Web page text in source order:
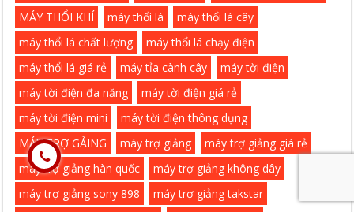
MÁY THỔI KHÍ
máy thổi lá
máy thổi lá cây
máy thổi lá chất lượng
máy thổi lá chạy điện
máy thổi lá giá rẻ
máy tỉa cành cây
máy tời điện
máy tời điện đa năng
máy tời điện giá rẻ
máy tời điện mini
máy tời điện thông dụng
MÁY TRỢ GẢING
máy trợ giảng
máy trợ giảng giá rẻ
máy trợ giảng hàn quốc
máy trợ giảng không dây
máy trợ giảng sony 898
máy trợ giảng takstar